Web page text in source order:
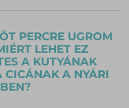
PERCRE UGROM
LEHET EZ
A KUTYÁNAK
CICÁNAK A NYÁRI